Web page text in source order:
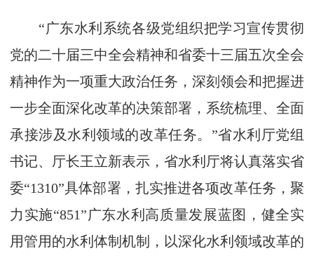
“广东水利系统各级党组织把学习宣传贯彻
党的二十届三中全会精神和省委十三届五次全会
精神作为一项重大政治任务，深刻领会和把握进
一步全面深化改革的决策部署，系统梳理、全面
承接涉及水利领域的改革任务。”省水利厅党组
书记、厅长王立新表示，省水利厅将认真落实省
委“1310”具体部署，扎实推进各项改革任务，聚
力实施“851”广东水利高质量发展蓝图，健全实
用管用的水利体制机制，以深化水利领域改革的